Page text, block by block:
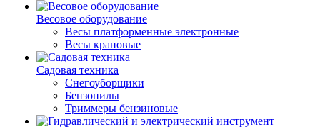
Весовое оборудование
Весы платформенные электронные
Весы крановые
Садовая техника
Снегоуборщики
Бензопилы
Триммеры бензиновые